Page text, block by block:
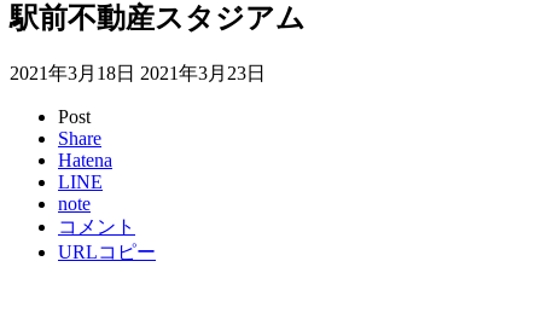
駅前不動産スタジアム
2021年3月18日 2021年3月23日
Post
Share
Hatena
LINE
note
コメント
URLコピー